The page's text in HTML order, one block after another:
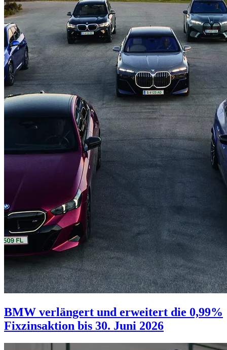
BMW verlängert und erweitert die 0,99%
Fixzinsaktion bis 30. Juni 2026